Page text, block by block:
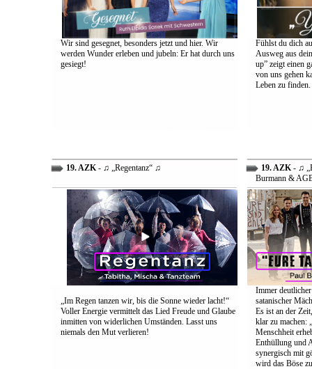
Wir sind gesegnet, besonders jetzt und hier. Wir
werden Wunder erleben und jubeln: Er hat durch uns
gesiegt!
Fühlst du dich
Ausweg aus
up” zeigt einen
von uns gehen
Leben zu finden.
19. AZK- ♫ „Regentanz“ ♫
„Im Regen tanzen wir, bis die Sonne wieder lacht!“
Voller Energie vermittelt das Lied Freude und Glaube
inmitten von widerlichen Umständen. Lasst uns
niemals den Mut verlieren!
19. AZK- ♫
Burmann &
Immer
satanischer
Es ist an der
klar zu machen:
Menschheit
Enthüllung und
synergisch mit
wird das Böse